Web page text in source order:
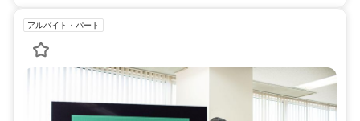
アルバイト・パート